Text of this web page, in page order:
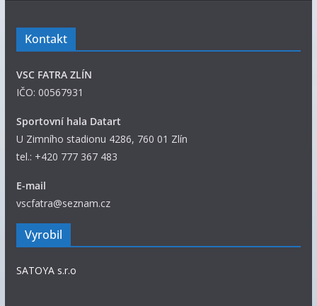
p
ě
v
k
Kontakt
VSC FATRA ZLÍN
IČO: 00567931
Sportovní hala Datart
U Zimního stadionu 4286, 760 01 Zlín
tel.: +420 777 367 483
E-mail
vscfatra@seznam.cz
Vyrobil
SATOYA s.r.o